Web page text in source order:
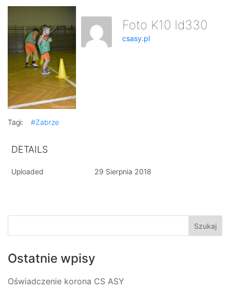
Foto K10 Id330
csasy.pl
Tagi: #Zabrze
DETAILS
Uploaded 29 Sierpnia 2018
Ostatnie wpisy
Oświadczenie korona CS ASY